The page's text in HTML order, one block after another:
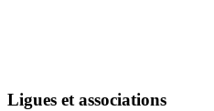
Ligues et associations